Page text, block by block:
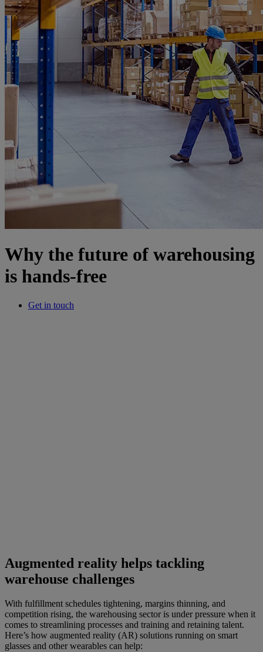
Why the future of warehousing
is hands-free
Get in touch
Augmented reality helps tackling
warehouse challenges
With fulfillment schedules tightening, margins thinning, and
competition rising, the warehousing sector is under pressure when it
comes to streamlining processes and training and retaining talent.
Here’s how augmented reality (AR) solutions running on smart
glasses and other wearables can help: